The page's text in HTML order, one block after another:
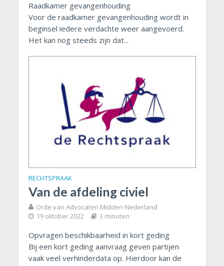
Raadkamer gevangenhouding
Voor de raadkamer gevangenhouding wordt in
beginsel iedere verdachte weer aangevoerd.
Het kan nog steeds zijn dat...
RECHTSPRAAK
Van de afdeling civiel
Orde van Advocaten Midden-Nederland
19 oktober 2022 3 minuten
Opvragen beschikbaarheid in kort geding
Bij een kort geding aanvraag geven partijen
vaak veel verhinderdata op. Hierdoor kan de